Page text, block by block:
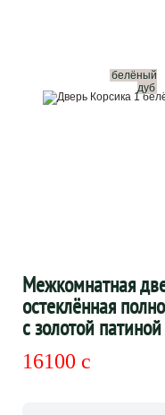
белёный
дуб
Межкомнатная
остеклённая
с золотой патиной
16100 c